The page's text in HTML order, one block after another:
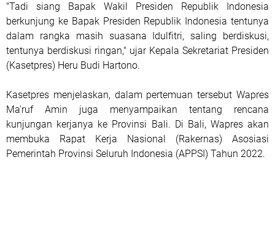
"Tadi siang Bapak Wakil Presiden Republik Indonesia
berkunjung ke Bapak Presiden Republik Indonesia tentunya
dalam rangka masih suasana Idulfitri, saling berdiskusi,
tentunya berdiskusi ringan," ujar Kepala Sekretariat Presiden
(Kasetpres) Heru Budi Hartono.
Kasetpres menjelaskan, dalam pertemuan tersebut Wapres
Ma'ruf Amin juga menyampaikan tentang rencana
kunjungan kerjanya ke Provinsi Bali. Di Bali, Wapres akan
membuka Rapat Kerja Nasional (Rakernas) Asosiasi
Pemerintah Provinsi Seluruh Indonesia (APPSI) Tahun 2022.